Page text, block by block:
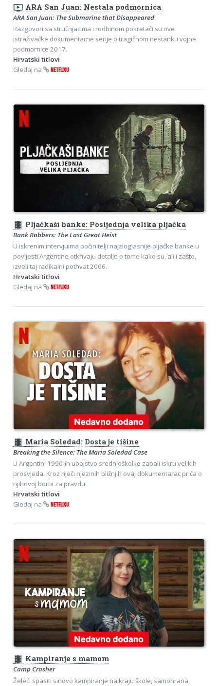
ondemand_video ARA San Juan: Nestala podmornica
ARA San Juan: The Submarine that Disappeared
Razgovori sa stručnjacima i rodbinom pokretači su ove
istraživačke dokumentarne serije o tragičnom nestanku vojne
podmornice 2017.
Hrvatski titlovi
Gledaj na
NETFLIXU
theaters Pljačkaši banke: Posljednja velika pljačka
Bank Robbers: The Last Great Heist
U iskrenim intervjuima počinitelji najzloglasnije pljačke banke u
povijesti Argentine otkrivaju detalje o tome kako su, ali i zašto,
izveli taj radikalni pothvat 2006.
Hrvatski titlovi
Gledaj na
NETFLIXU
theaters Maria Soledad: Dosta je tišine
Breaking the Silence: The Maria Soledad Case
U Argentini 1990-ih ubojstvo srednjoškolke zapali iskru velikih
prosvjeda. Kroz riječi njezinih bližnjih ovaj dokumentarac priča o
njihovoj borbi za pravdu.
Hrvatski titlovi
Gledaj na
NETFLIXU
theaters Kampiranje s mamom
Camp Crasher
Želeći spasiti sinovo kampiranje na kraju škole, samohrana